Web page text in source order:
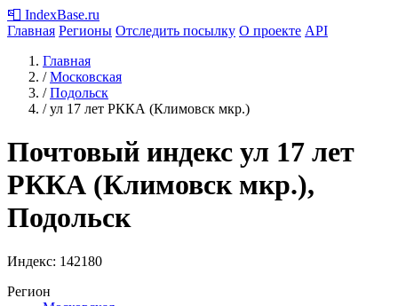
📮 IndexBase.ru
Главная Регионы Отследить посылку О проекте API
Главная
/ Московская
/ Подольск
/ ул 17 лет РККА (Климовск мкр.)
Почтовый индекс ул 17 лет
РККА (Климовск мкр.),
Подольск
Индекс: 142180
Регион